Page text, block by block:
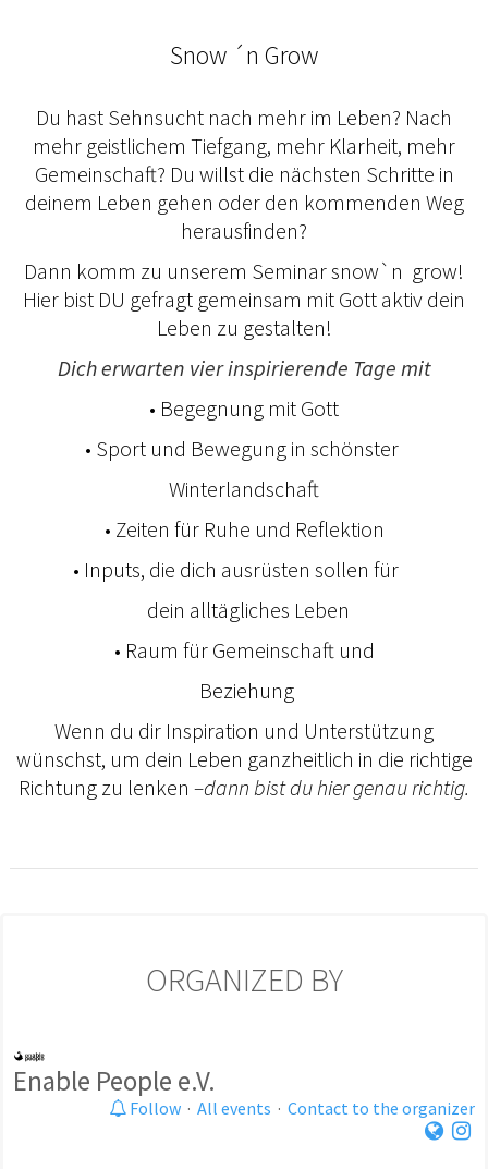
Snow ´n Grow
Du hast Sehnsucht nach mehr im Leben? Nach
mehr geistlichem Tiefgang, mehr Klarheit, mehr
Gemeinschaft? Du willst die nächsten Schritte in
deinem Leben gehen oder den kommenden Weg
herausfinden?
Dann komm zu unserem Seminar snow`n grow!
Hier bist DU gefragt gemeinsam mit Gott aktiv dein
Leben zu gestalten!
Dich erwarten vier inspirierende Tage mit
­• Begegnung mit Gott
­• Sport und Bewegung in schönster
Winterlandschaft
• Zeiten für Ruhe und Reflektion
• Inputs, die dich ausrüsten sollen für
dein alltägliches Leben
• Raum für Gemeinschaft und
Beziehung
Wenn du dir Inspiration und Unterstützung
wünschst, um dein Leben ganzheitlich in die richtige
Richtung zu lenken –dann bist du hier genau richtig.
ORGANIZED BY
Enable People e.V.
Follow · All events · Contact to the organizer